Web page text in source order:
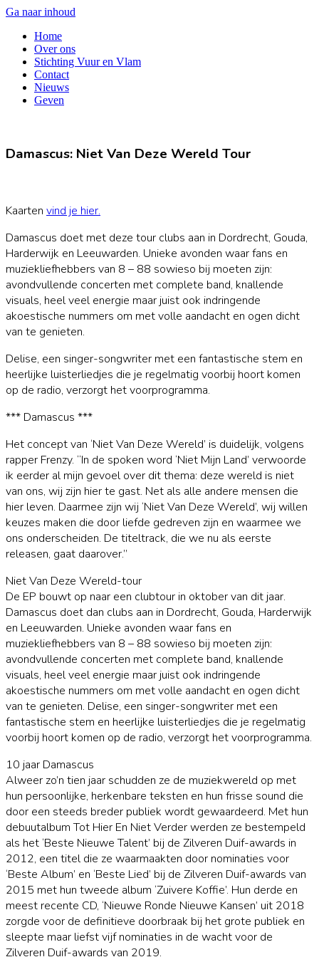
Ga naar inhoud
Home
Over ons
Stichting Vuur en Vlam
Contact
Nieuws
Geven
Damascus: Niet Van Deze Wereld Tour
Kaarten vind je hier.
Damascus doet met deze tour clubs aan in Dordrecht, Gouda,
Harderwijk en Leeuwarden. Unieke avonden waar fans en
muziekliefhebbers van 8 – 88 sowieso bij moeten zijn:
avondvullende concerten met complete band, knallende
visuals, heel veel energie maar juist ook indringende
akoestische nummers om met volle aandacht en ogen dicht
van te genieten.
Delise, een singer-songwriter met een fantastische stem en
heerlijke luisterliedjes die je regelmatig voorbij hoort komen
op de radio, verzorgt het voorprogramma.
*** Damascus ***
Het concept van ‘Niet Van Deze Wereld’ is duidelijk, volgens
rapper Frenzy. “In de spoken word ‘Niet Mijn Land’ verwoorde
ik eerder al mijn gevoel over dit thema: deze wereld is niet
van ons, wij zijn hier te gast. Net als alle andere mensen die
hier leven. Daarmee zijn wij ‘Niet Van Deze Wereld’, wij willen
keuzes maken die door liefde gedreven zijn en waarmee we
ons onderscheiden. De titeltrack, die we nu als eerste
releasen, gaat daarover.”
Niet Van Deze Wereld-tour
De EP bouwt op naar een clubtour in oktober van dit jaar.
Damascus doet dan clubs aan in Dordrecht, Gouda, Harderwijk
en Leeuwarden. Unieke avonden waar fans en
muziekliefhebbers van 8 – 88 sowieso bij moeten zijn:
avondvullende concerten met complete band, knallende
visuals, heel veel energie maar juist ook indringende
akoestische nummers om met volle aandacht en ogen dicht
van te genieten. Delise, een singer-songwriter met een
fantastische stem en heerlijke luisterliedjes die je regelmatig
voorbij hoort komen op de radio, verzorgt het voorprogramma.
10 jaar Damascus
Alweer zo’n tien jaar schudden ze de muziekwereld op met
hun persoonlijke, herkenbare teksten en hun frisse sound die
door een steeds breder publiek wordt gewaardeerd. Met hun
debuutalbum Tot Hier En Niet Verder werden ze bestempeld
als het ‘Beste Nieuwe Talent’ bij de Zilveren Duif-awards in
2012, een titel die ze waarmaakten door nominaties voor
‘Beste Album’ en ‘Beste Lied’ bij de Zilveren Duif-awards van
2015 met hun tweede album ‘Zuivere Koffie’. Hun derde en
meest recente CD, ‘Nieuwe Ronde Nieuwe Kansen’ uit 2018
zorgde voor de definitieve doorbraak bij het grote publiek en
sleepte maar liefst vijf nominaties in de wacht voor de
Zilveren Duif-awards van 2019.